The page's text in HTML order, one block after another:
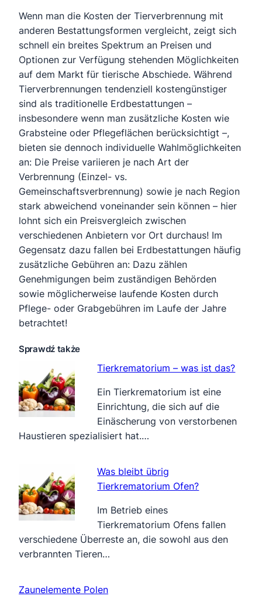
Wenn man die Kosten der Tierverbrennung mit
anderen Bestattungsformen vergleicht, zeigt sich
schnell ein breites Spektrum an Preisen und
Optionen zur Verfügung stehenden Möglichkeiten
auf dem Markt für tierische Abschiede. Während
Tierverbrennungen tendenziell kostengünstiger
sind als traditionelle Erdbestattungen –
insbesondere wenn man zusätzliche Kosten wie
Grabsteine oder Pflegeflächen berücksichtigt –,
bieten sie dennoch individuelle Wahlmöglichkeiten
an: Die Preise variieren je nach Art der
Verbrennung (Einzel- vs.
Gemeinschaftsverbrennung) sowie je nach Region
stark abweichend voneinander sein können – hier
lohnt sich ein Preisvergleich zwischen
verschiedenen Anbietern vor Ort durchaus! Im
Gegensatz dazu fallen bei Erdbestattungen häufig
zusätzliche Gebühren an: Dazu zählen
Genehmigungen beim zuständigen Behörden
sowie möglicherweise laufende Kosten durch
Pflege- oder Grabgebühren im Laufe der Jahre
betrachtet!
Sprawdź także
Tierkrematorium – was ist das?
Ein Tierkrematorium ist eine
Einrichtung, die sich auf die
Einäscherung von verstorbenen
Haustieren spezialisiert hat.…
Was bleibt übrig
Tierkrematorium Ofen?
Im Betrieb eines
Tierkrematorium Ofens fallen
verschiedene Überreste an, die sowohl aus den
verbrannten Tieren…
Zaunelemente Polen